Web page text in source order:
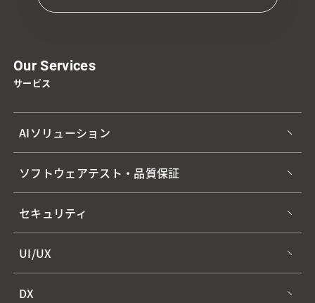
Our Services
サービス
AIソリューション
ソフトウェアテスト・品質保証
セキュリティ
UI/UX
DX